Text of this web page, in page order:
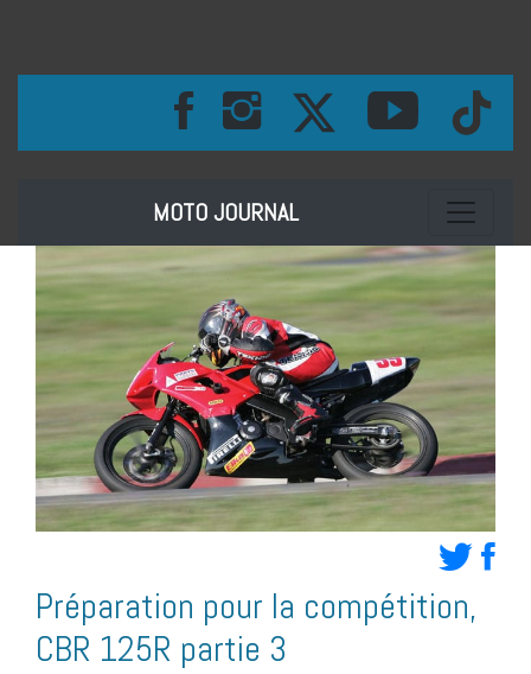
MOTO JOURNAL Toggle
Préparation pour la compétition,
CBR 125R partie 3